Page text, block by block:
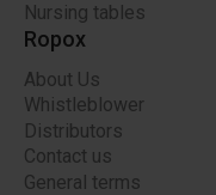
Nursing tables
Ropox
About Us
Whistleblower
Distributors
Contact us
General terms